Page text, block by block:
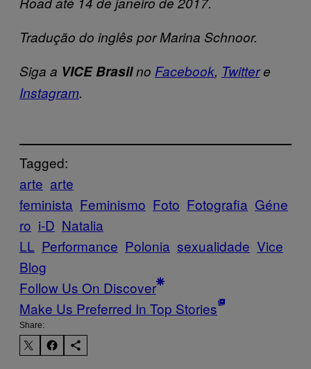
Tradução do inglês por Marina Schnoor.
Siga a VICE Brasilno Facebook, Twittere
Instagram.
Tagged:
arte arte
feminista Feminismo Foto Fotografia Géne
ro i-D Natalia
LL Performance Polonia sexualidade Vice
Blog
Follow Us On Discover
Make Us Preferred In Top Stories
Share: